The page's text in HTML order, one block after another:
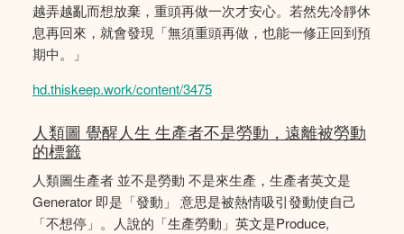
越弄越亂而想放棄，重頭再做一次才安心。若然先冷靜休
息再回來，就會發現「無須重頭再做，也能一修正回到預
期中。」
hd.thiskeep.work/content/3475
人類圖 覺醒人生 生產者不是勞動，遠離被勞動
的標籤
人類圖生產者 並不是勞動 不是來生產，生產者英文是
Generator 即是「發動」 意思是被熱情吸引發動使自己
「不想停」。人說的「生產勞動」英文是Produce,